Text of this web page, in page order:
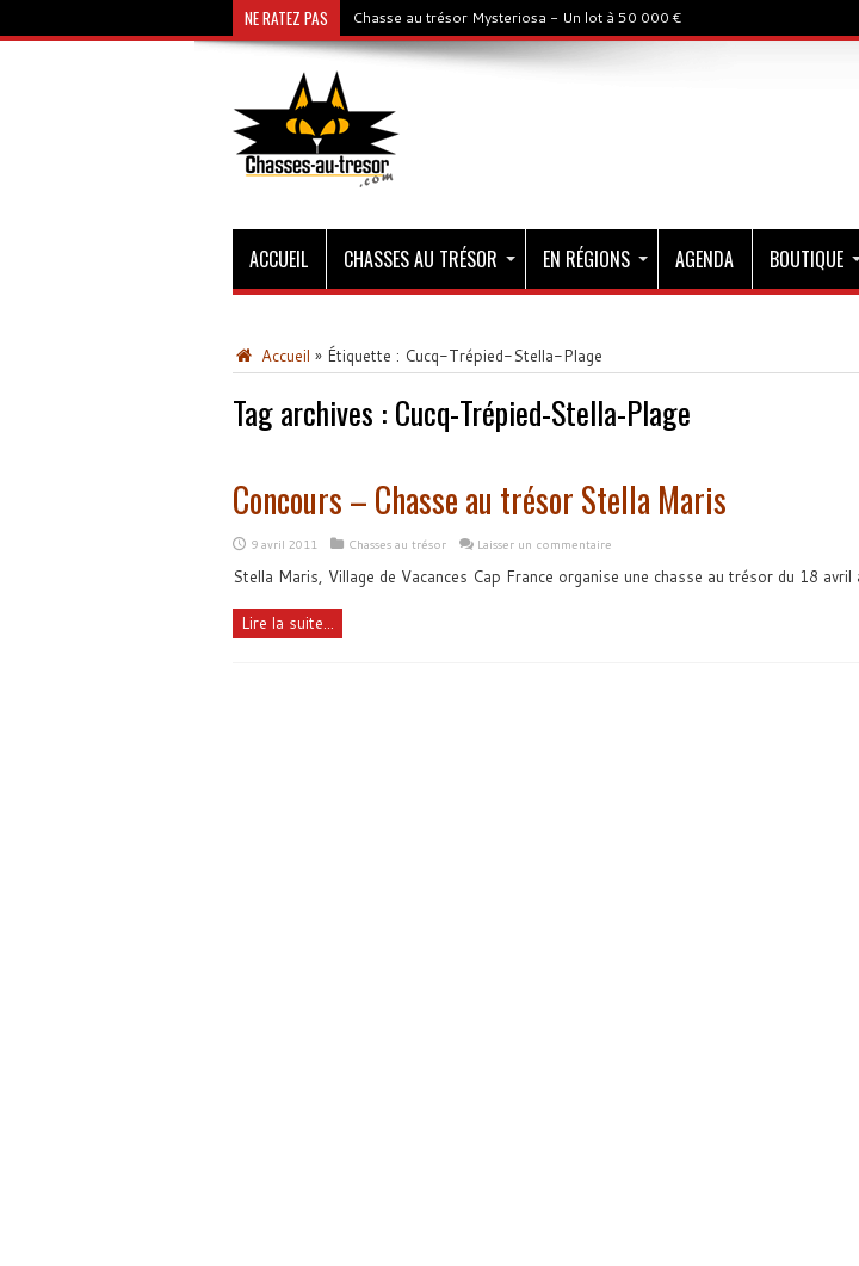
NE RATEZ PAS Chasse au trésor Mysteriosa - Un lot à 50 000 €
ACCUEIL CHASSES AU TRÉSOR EN RÉGIONS AGENDA BOUTIQUE
Accueil » Étiquette : Cucq-Trépied-Stella-Plage
Tag archives : Cucq-Trépied-Stella-Plage
Concours – Chasse au trésor Stella Maris
9 avril 2011 Chasses au trésor Laisser un commentaire
Stella Maris, Village de Vacances Cap France organise une chasse au trésor du 18
Lire la suite...